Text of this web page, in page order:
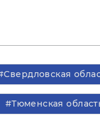
#Тюменская